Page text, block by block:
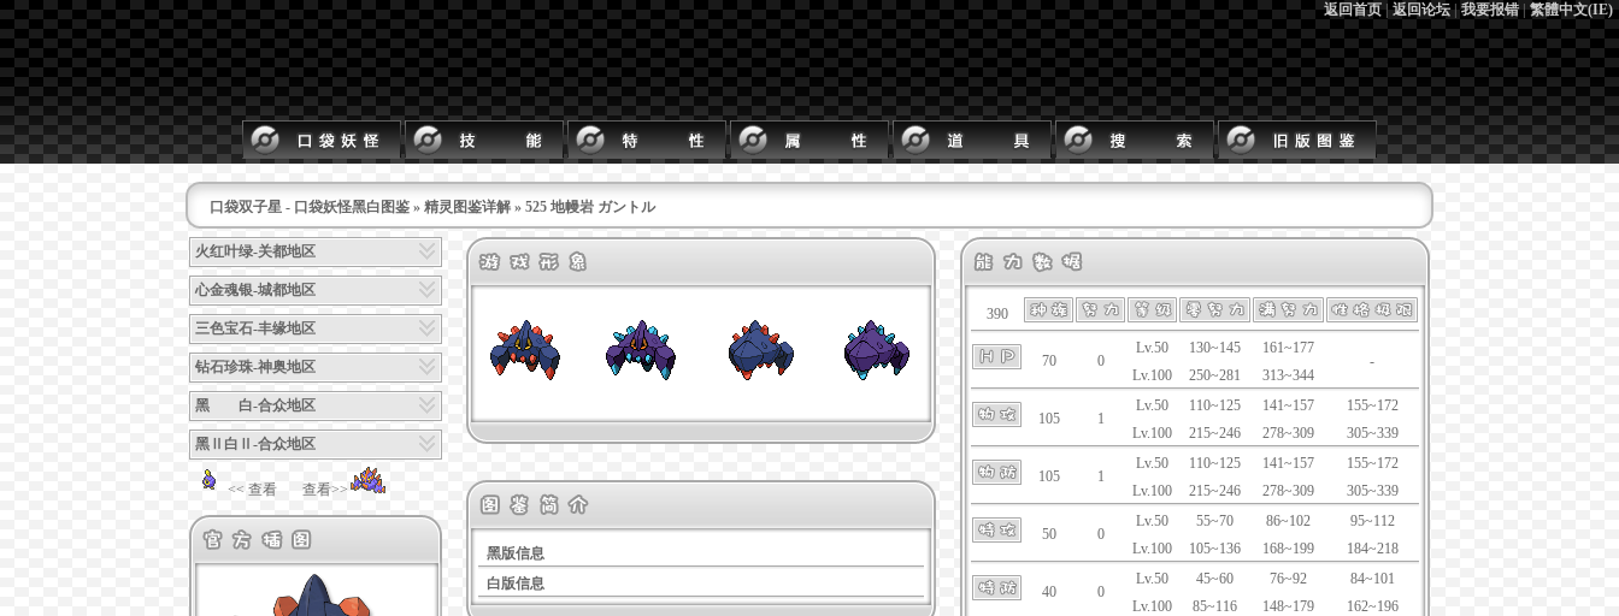
返回首页|返回论坛|我要报错|繁體中文(IE)
口袋双子星 - 口袋妖怪黑白图鉴 » 精灵图鉴详解 » 525 地幔岩 ガントル
火红叶绿-关都地区
心金魂银-城都地区
三色宝石-丰缘地区
钻石珍珠-神奥地区
黑 白-合众地区
黑Ⅱ白Ⅱ-合众地区
<< 查看 查看>>
黑版信息
白版信息
390
70 0
Lv.50
Lv.100
130~145
250~281
161~177
313~344
-
105 1
Lv.50
Lv.100
110~125
215~246
141~157
278~309
155~172
305~339
105 1
Lv.50
Lv.100
110~125
215~246
141~157
278~309
155~172
305~339
50 0
Lv.50
Lv.100
55~70
105~136
86~102
168~199
95~112
184~218
40 0
Lv.50
Lv.100
45~60
85~116
76~92
148~179
84~101
162~196